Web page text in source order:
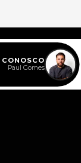
Paul Gomes